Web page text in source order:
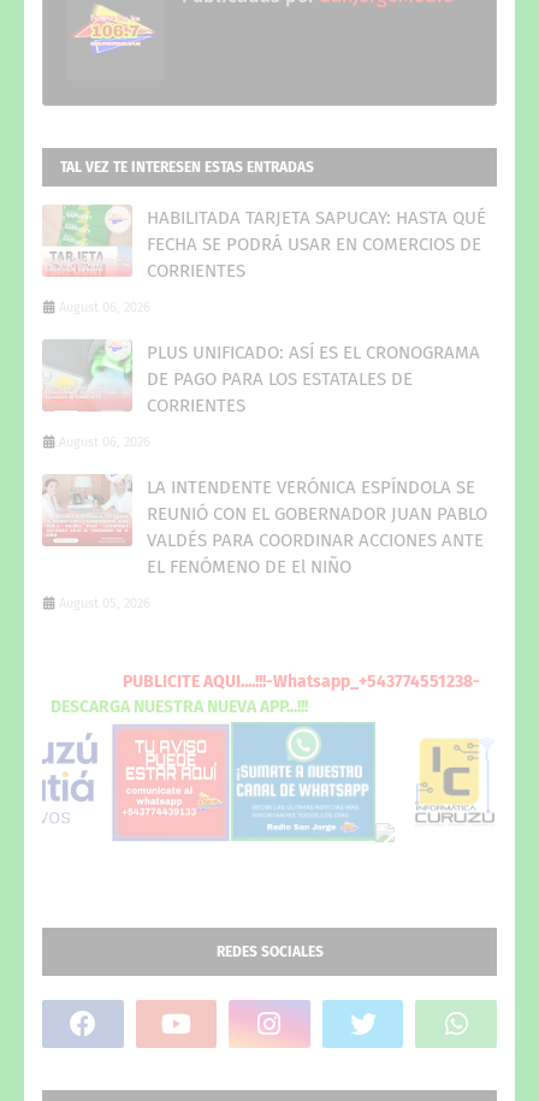
TAL VEZ TE INTERESEN ESTAS ENTRADAS
HABILITADA TARJETA SAPUCAY: HASTA QUÉ
FECHA SE PODRÁ USAR EN COMERCIOS DE
CORRIENTES
August 06, 2026
PLUS UNIFICADO: ASÍ ES EL CRONOGRAMA
DE PAGO PARA LOS ESTATALES DE
CORRIENTES
August 06, 2026
LA INTENDENTE VERÓNICA ESPÍNDOLA SE
REUNIÓ CON EL GOBERNADOR JUAN PABLO
VALDÉS PARA COORDINAR ACCIONES ANTE
EL FENÓMENO DE El NIÑO
August 05, 2026
PUBLICITE AQUI....!!!-Whatsapp_+543774551238-
DESCARGANUESTRA NUEVAAPP...!!!
REDES SOCIALES